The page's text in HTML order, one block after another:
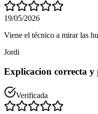
19/05/2026
Viene el técnico a mirar las
Jordi
Explicacion correcta y
Verificada